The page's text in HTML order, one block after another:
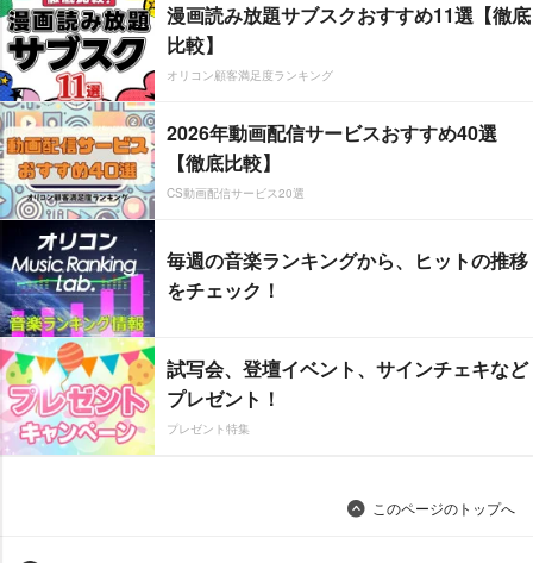
漫画読み放題サブスクおすすめ11選【徹底
比較】
オリコン顧客満足度ランキング
2026年動画配信サービスおすすめ40選
【徹底比較】
CS動画配信サービス20選
毎週の音楽ランキングから、ヒットの推移
をチェック！
試写会、登壇イベント、サインチェキなど
プレゼント！
プレゼント特集
このページのトップへ